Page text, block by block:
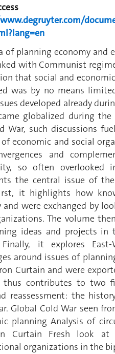
of planning economy and
with Communist
that social and
was by no means
developed already
globalized during
War, such discussions
economic and social
and
so often overlooked
the central issue of
it highlights how
and were exchanged by
The volume
ideas and projects in
it explores
around issues of
Curtain and were
thus contributes to two
reassessment: the
Global Cold War seen
planning Analysis of
Curtain Fresh look at
organizations in the